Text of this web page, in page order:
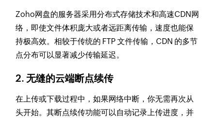
Zoho网盘的服务器采用分布式存储技术和高速CDN网
络，即使文件体积庞大或者远距离传输，速度也能保
持极高效。相较于传统的 FTP 文件传输，CDN 的多节
点分布可以显著减少传输延迟。
2. 无缝的云端断点续传
在上传或下载过程中，如果网络中断，你无需再次从
头开始。其断点续传功能可以自动记录上传进度，并